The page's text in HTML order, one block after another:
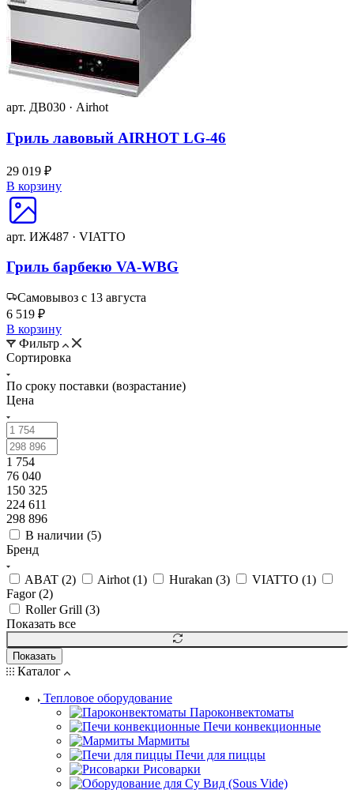
арт. ДВ030 · Airhot
Гриль лавовый AIRHOT LG-46
29 019 ₽
В корзину
арт. ИЖ487 · VIATTO
Гриль барбекю VA-WBG
Самовывоз с 13 августа
6 519 ₽
В корзину
Фильтр
Сортировка
По сроку поставки (возрастание)
Цена
1 754
76 040
150 325
224 611
298 896
В наличии (5)
Бренд
ABAT (2) Airhot (1) Hurakan (3) VIATTO (1)
Fagor (2)
Roller Grill (3)
Показать все
Показать
Каталог
Тепловое оборудование
Пароконвектоматы
Печи конвекционные
Мармиты
Печи для пиццы
Рисоварки